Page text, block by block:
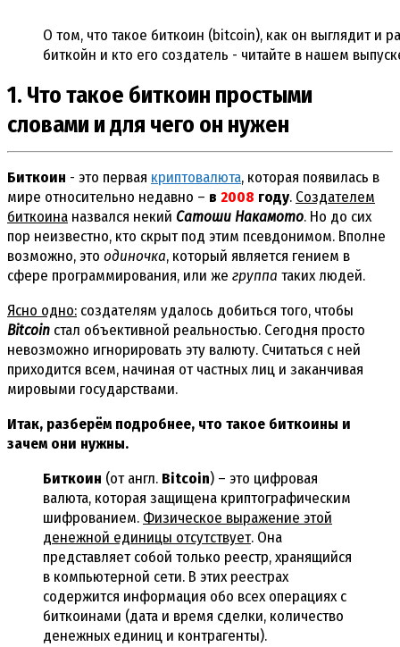
О том, что такое биткоин (bitcoin), как он выглядит и
биткойн и кто его создатель - читайте в нашем
1. Что такое биткоин простыми
словами и для чего он нужен
Биткоин - это первая криптовалюта, которая появилась в
мире относительно недавно – в 2008 году. Создателем
биткоина назвался некий Сатоши Накамото. Но до сих
пор неизвестно, кто скрыт под этим псевдонимом. Вполне
возможно, это одиночка, который является гением в
сфере программирования, или же группа таких людей.
Ясно одно: создателям удалось добиться того, чтобы
Bitcoin стал объективной реальностью. Сегодня просто
невозможно игнорировать эту валюту. Считаться с ней
приходится всем, начиная от частных лиц и заканчивая
мировыми государствами.
Итак, разберём подробнее, что такое биткоины и
зачем они нужны.
Биткоин (от англ. Bitcoin) – это цифровая
валюта, которая защищена криптографическим
шифрованием. Физическое выражение этой
денежной единицы отсутствует. Она
представляет собой только реестр, хранящийся
в компьютерной сети. В этих реестрах
содержится информация обо всех операциях с
биткоинами (дата и время сделки, количество
денежных единиц и контрагенты).